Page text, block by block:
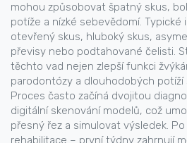
mohou způsobovat špatný skus,
potíže a nízké sebevědomí. Typické
otevřený skus, hluboký skus,
převisy nebo podtahované čelisti.
těchto vad nejen zlepší funkci
parodontózy a dlouhodobých potíží
Proces často začíná dvojitou
digitální skenování modelů, což
přesný řez a simulovat výsledek.
rehabilitace – první týdny zahrnují